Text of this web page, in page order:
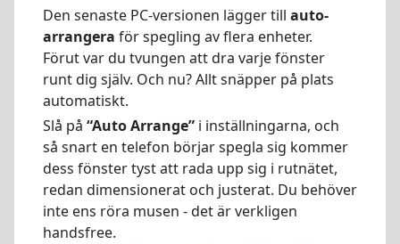
Den senaste PC-versionen lägger till auto-
arrangera för spegling av flera enheter.
Förut var du tvungen att dra varje fönster
runt dig själv. Och nu? Allt snäpper på plats
automatiskt.
Slå på “Auto Arrange” i inställningarna, och
så snart en telefon börjar spegla sig kommer
dess fönster tyst att rada upp sig i rutnätet,
redan dimensionerat och justerat. Du behöver
inte ens röra musen - det är verkligen
handsfree.